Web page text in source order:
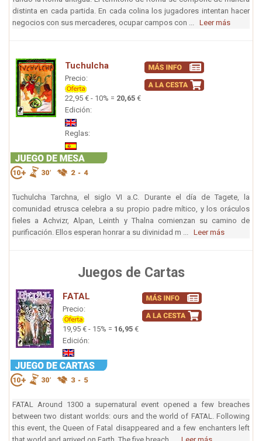
distinta en cada partida. En cada colina los jugadores intentan hacer
negocios con sus mercaderes, ocupar campos con ... Leer más
Tuchulcha
Precio:
22,95 € - 10% = 20,65 €
Edición:
Reglas:
Tuchulcha Tarchna, el siglo VI a.C. Durante el día de Tagete, la
comunidad etrusca celebra a su propio padre mítico, y los oráculos
fieles a Achvizr, Alpan, Leinth y Thalna comienzan su camino de
purificación. Ellos esperan honrar a su divinidad m ... Leer más
Juegos de Cartas
FATAL
Precio:
19,95 € - 15% = 16,95 €
Edición:
FATAL Around 1300 a supernatural event opened a few breaches
between two distant worlds: ours and the world of FATAL. Following
this event, the Queen of Fatal disappeared and a few enchanters left